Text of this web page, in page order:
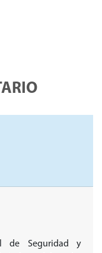
de Seguridad y